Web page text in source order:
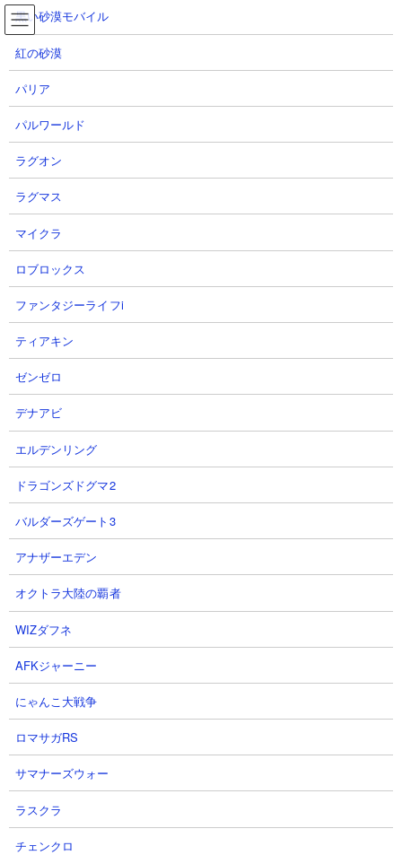
コ
ン
ナ
ビ
ザクザクッキー山脈 攻略動画まとめ
TOP にゃんこ大戦争 ザクザクッキー山脈 攻略動画まとめ
ザクザクッキー山脈 攻略動画まとめ
【ステージ概要】
レジェンドストーリー0の「甘味自然公園」の「ザクザクッキー山
脈」の攻略動画まとめページです。天使属性超賢者のエンジェ・
ルースが初お目見え。感知射程600の450～750範囲攻撃には爆波
とふっとばしが付与されており、しかも攻撃力も13000と侮れな
い数字です。ぶんぶん先生、エンジェ・ルース、師匠というなか
なか面倒な組み合わせで進軍してくるので、ふっとばし無効キャ
ラを中心にしてできるだけ早めにどれか一体でも処理できるよう
な編成を組んで挑んでいきましょう。
注意すべき敵
エンジェ・ルース
黒い砂漠モバイル
紅の砂漠
パリア
パルワールド
ラグオン
ラグマス
マイクラ
ロブロックス
ファンタジーライフi
ティアキン
ゼンゼロ
デナアビ
エルデンリング
ドラゴンズドグマ2
バルダーズゲート3
アナザーエデン
オクトラ大陸の覇者
WIZダフネ
AFKジャーニー
にゃんこ大戦争
ロマサガRS
サマナーズウォー
ラスクラ
チェンクロ